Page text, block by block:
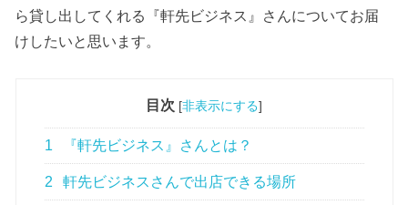
ら貸し出してくれる『軒先ビジネス』さんについてお届
けしたいと思います。
目次 [非表示にする]
1 『軒先ビジネス』さんとは？
2 軒先ビジネスさんで出店できる場所